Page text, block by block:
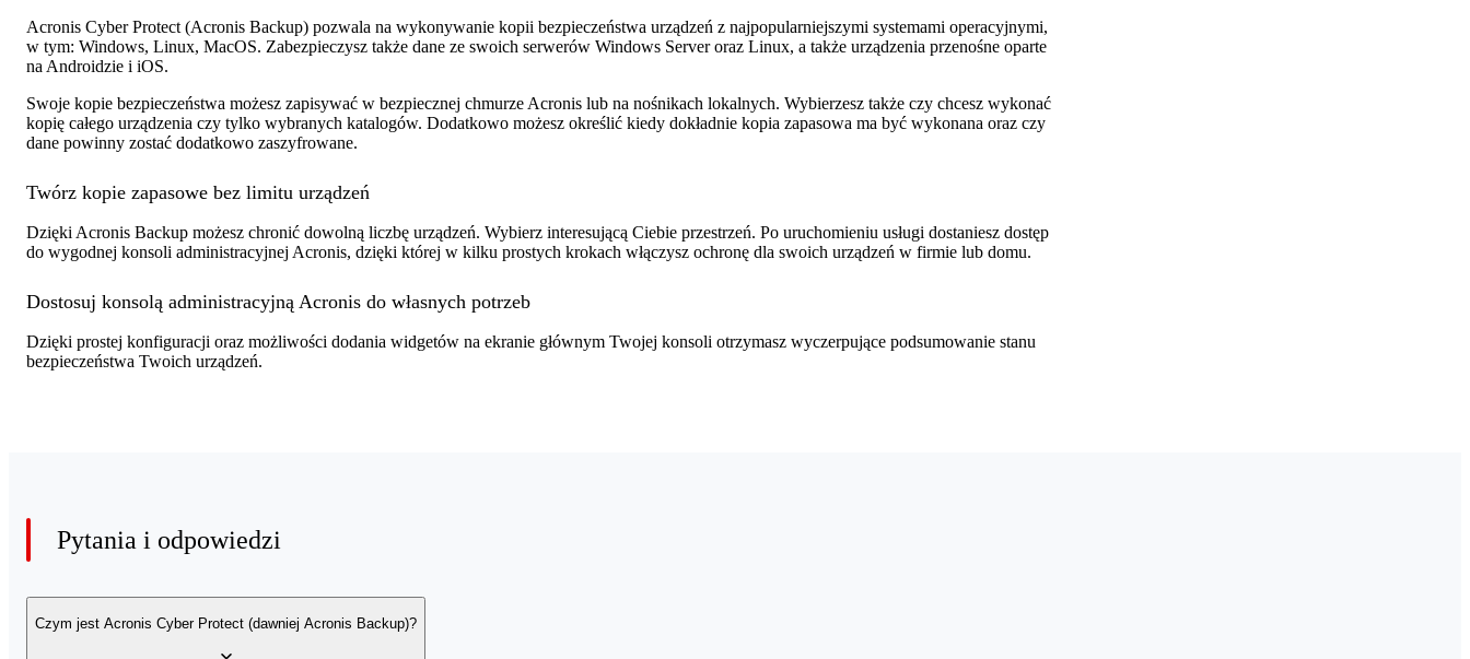
Acronis Cyber Protect (Acronis Backup) pozwala na wykonywanie kopii bezpieczeństwa urządzeń z najpopularniejszymi systemami operacyjnymi,
w tym: Windows, Linux, MacOS. Zabezpieczysz także dane ze swoich serwerów Windows Server oraz Linux, a także urządzenia przenośne oparte
na Androidzie i iOS.
Swoje kopie bezpieczeństwa możesz zapisywać w bezpiecznej chmurze Acronis lub na nośnikach lokalnych. Wybierzesz także czy chcesz wykonać
kopię całego urządzenia czy tylko wybranych katalogów. Dodatkowo możesz określić kiedy dokładnie kopia zapasowa ma być wykonana oraz czy
dane powinny zostać dodatkowo zaszyfrowane.
Twórz kopie zapasowe bez limitu urządzeń
Dzięki Acronis Backup możesz chronić dowolną liczbę urządzeń. Wybierz interesującą Ciebie przestrzeń. Po uruchomieniu usługi dostaniesz dostęp
do wygodnej konsoli administracyjnej Acronis, dzięki której w kilku prostych krokach włączysz ochronę dla swoich urządzeń w firmie lub domu.
Dostosuj konsolą administracyjną Acronis do własnych potrzeb
Dzięki prostej konfiguracji oraz możliwości dodania widgetów na ekranie głównym Twojej konsoli otrzymasz wyczerpujące podsumowanie stanu
bezpieczeństwa Twoich urządzeń.
Pytania i odpowiedzi
Czym jest Acronis Cyber Protect (dawniej Acronis Backup)?